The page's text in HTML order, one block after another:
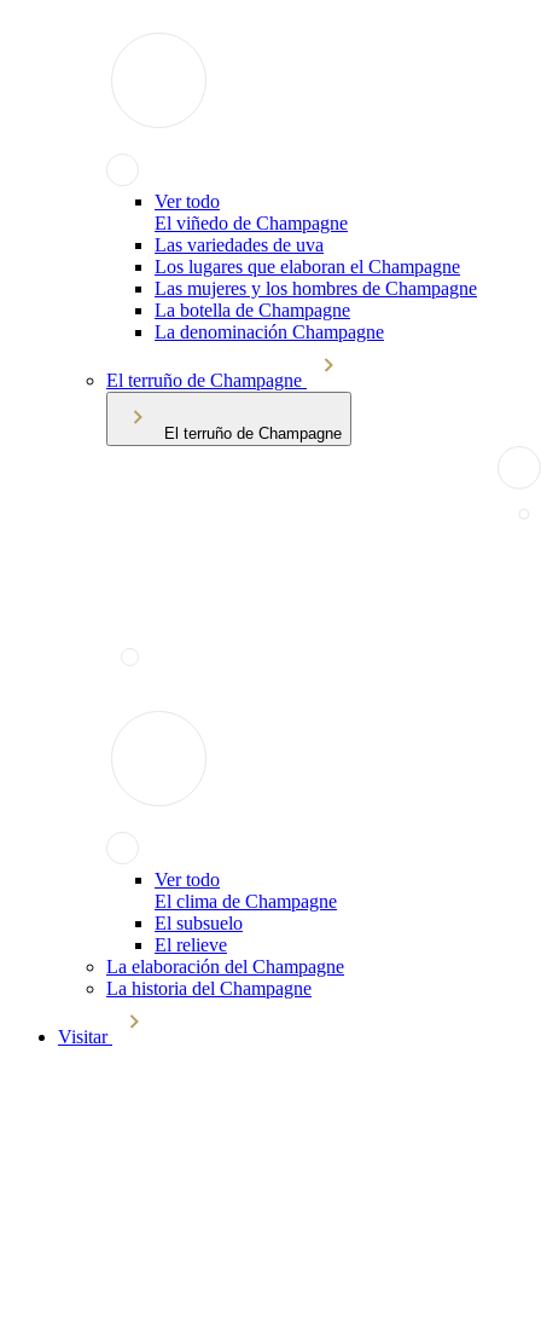
Ver todo
El viñedo de Champagne
Las variedades de uva
Los lugares que elaboran el Champagne
Las mujeres y los hombres de Champagne
La botella de Champagne
La denominación Champagne
El terruño de Champagne
El terruño de Champagne
Ver todo
El clima de Champagne
El subsuelo
El relieve
La elaboración del Champagne
La historia del Champagne
Visitar